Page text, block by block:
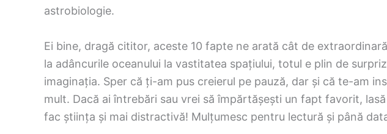
astrobiologie.
Ei bine, dragă cititor, aceste 10 fapte ne arată cât de
la adâncurile oceanului la vastitatea spațiului, totul e plin de
imaginația. Sper că ți-am pus creierul pe pauză, dar și că te-am
mult. Dacă ai întrebări sau vrei să împărtășești un fapt favorit,
fac știința și mai distractivă! Mulțumesc pentru lectură și până